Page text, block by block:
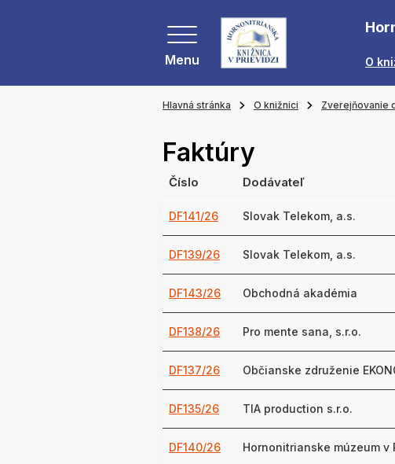
Menu O
Hlavná stránka O knižnici Zverejňovanie
Faktúry
Číslo Dodávateľ
DF141/26 Slovak Telekom, a.s.
DF139/26 Slovak Telekom, a.s.
DF143/26 Obchodná akadémia
DF138/26 Pro mente sana, s.r.o.
DF137/26 Občianske združenie
DF135/26 TIA production s.r.o.
DF140/26 Hornonitrianske múzeum v